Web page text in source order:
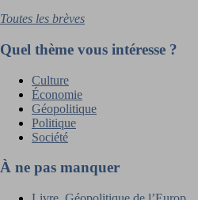
Toutes les brèves
Quel thème vous intéresse ?
Culture
Économie
Géopolitique
Politique
Société
À ne pas manquer